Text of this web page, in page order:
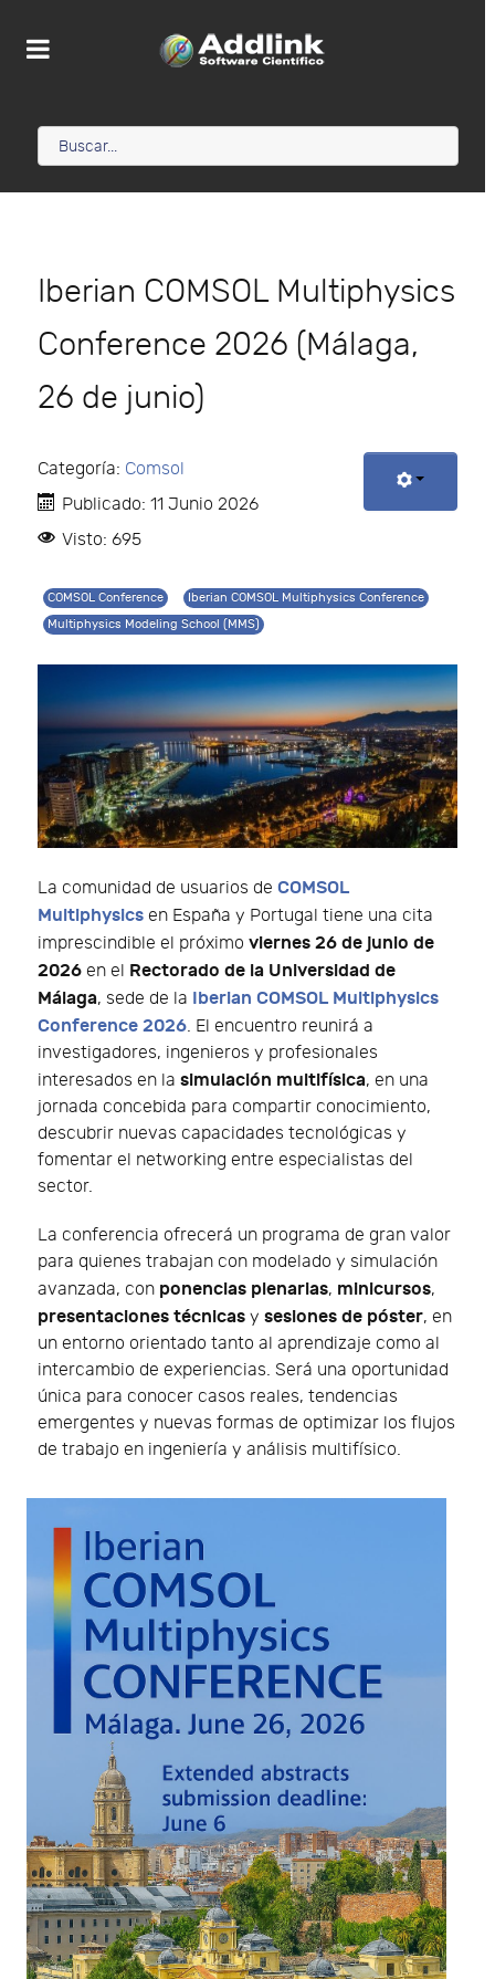
Iberian COMSOL Multiphysics
Conference 2026 (Málaga,
26 de junio)
Categoría: Comsol
Publicado: 11 Junio 2026
Visto: 695
COMSOL Conference
Iberian COMSOL Multiphysics Conference
Multiphysics Modeling School (MMS)
La comunidad de usuarios de COMSOL
Multiphysics en España y Portugal tiene una cita
imprescindible el próximo viernes 26 de junio de
2026 en el Rectorado de la Universidad de
Málaga, sede de la Iberian COMSOL Multiphysics
Conference 2026. El encuentro reunirá a
investigadores, ingenieros y profesionales
interesados en la simulación multifísica, en una
jornada concebida para compartir conocimiento,
descubrir nuevas capacidades tecnológicas y
fomentar el networking entre especialistas del
sector.
La conferencia ofrecerá un programa de gran valor
para quienes trabajan con modelado y simulación
avanzada, con ponencias plenarias, minicursos,
presentaciones técnicas y sesiones de póster, en
un entorno orientado tanto al aprendizaje como al
intercambio de experiencias. Será una oportunidad
única para conocer casos reales, tendencias
emergentes y nuevas formas de optimizar los flujos
de trabajo en ingeniería y análisis multifísico.